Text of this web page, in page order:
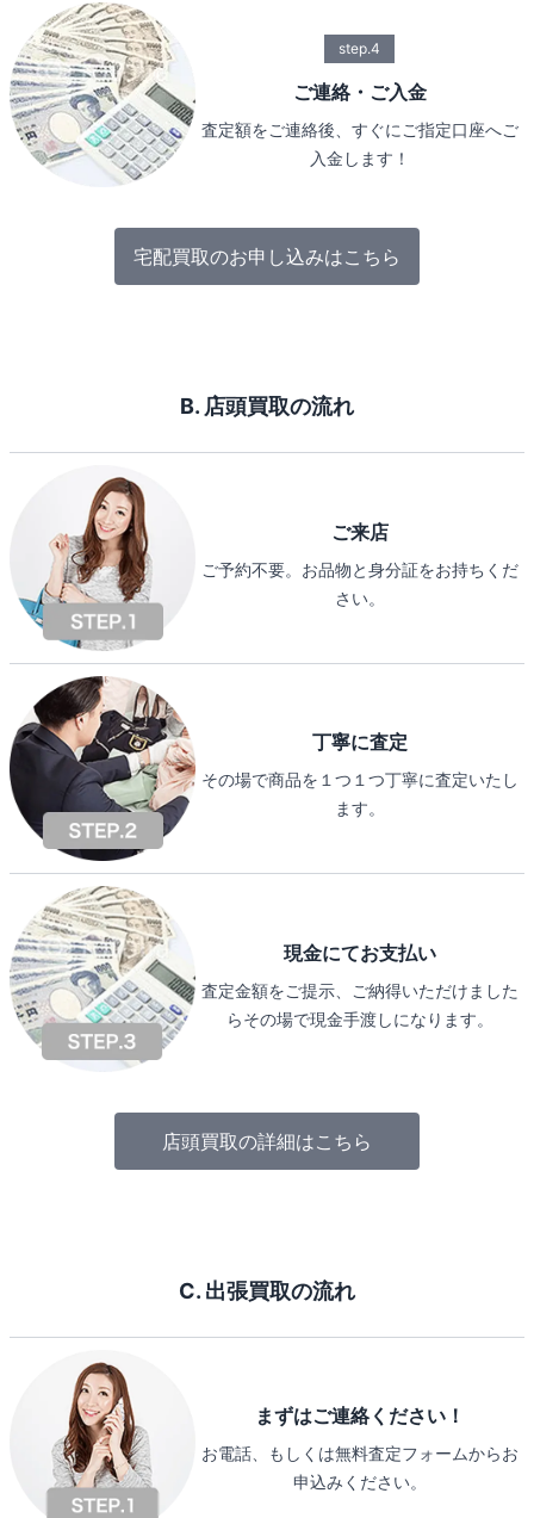
step.4
ご連絡・ご入金
査定額をご連絡後、すぐにご指定口座へご
入金します！
宅配買取のお申し込みはこちら
B. 店頭買取の流れ
ご来店
ご予約不要。お品物と身分証をお持ちくだ
さい。
丁寧に査定
その場で商品を１つ１つ丁寧に査定いたし
ます。
現金にてお支払い
査定金額をご提示、ご納得いただけました
らその場で現金手渡しになります。
店頭買取の詳細はこちら
C. 出張買取の流れ
まずはご連絡ください！
お電話、もしくは無料査定フォームからお
申込みください。